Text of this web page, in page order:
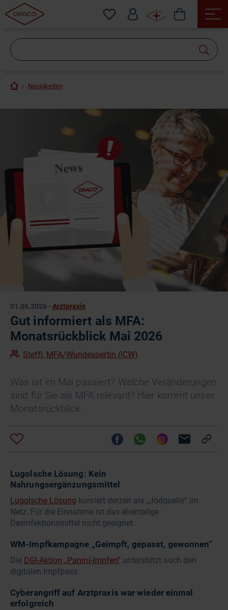
Neuigkeiten
01.06.2026 -Arztpraxis
Gut informiert als MFA:
Monatsrückblick Mai 2026
Steffi, MFA/Wundexpertin (ICW)
Was ist im Mai passiert? Welche Veränderungen
sind für Sie als MFA relevant? Hier kommt unser
Monatsrückblick.
Lugolsche Lösung: Kein
Nahrungsergänzungsmittel
Lugolsche Lösung kursiert derzeit als „Jodquelle“ im
Netz. Für die Einnahme ist das ehemalige
Desinfektionsmittel nicht geeignet.
WM-Impfkampagne „Geimpft, gepasst, gewonnen“
Die DGI-Aktion „Panini-Impfen“ unterstützt auch den
digitalen Impfpass.
Cyberangriff auf Arztpraxis war wieder einmal
erfolgreich
suchen